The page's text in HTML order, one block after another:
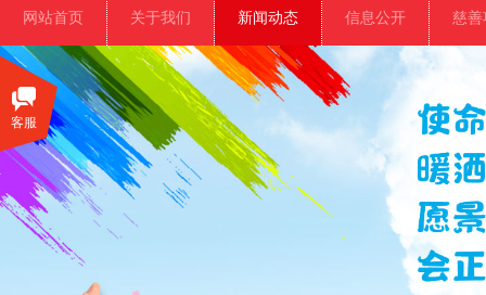
网站首页 关于我们 新闻动态 信息公开 慈善
客服